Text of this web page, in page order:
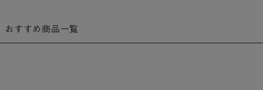
おすすめ商品一覧